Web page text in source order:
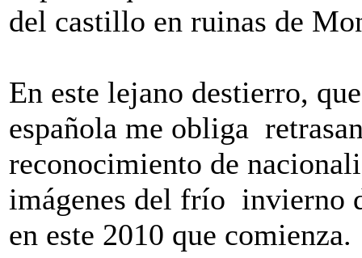
del castillo en ruinas de
En este lejano destierro,
española me obliga
reconocimiento de
imágenes del frío invierno
en este 2010 que comienza.